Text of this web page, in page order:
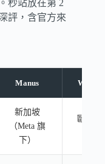
秒站放在第 2
評，含官方來
Manus
新加坡
（Meta 旗
下）
歐洲（